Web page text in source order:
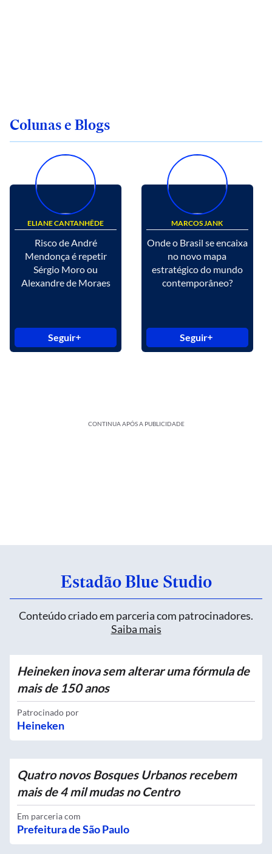
Colunas e Blogs
ELIANE CANTANHÊDE
Risco de André
Mendonça é repetir
Sérgio Moro ou
Alexandre de Moraes
Seguir
MARCOS JANK
Onde o Brasil se encaixa
no novo mapa
estratégico do mundo
contemporâneo?
Seguir
CONTINUA APÓS A PUBLICIDADE
Estadão Blue Studio
Conteúdo criado em parceria com patrocinadores.
Saiba mais
Heineken inova sem alterar uma fórmula de
mais de 150 anos
Patrocinado por
Heineken
Quatro novos Bosques Urbanos recebem
mais de 4 mil mudas no Centro
Em parceria com
Prefeitura de São Paulo